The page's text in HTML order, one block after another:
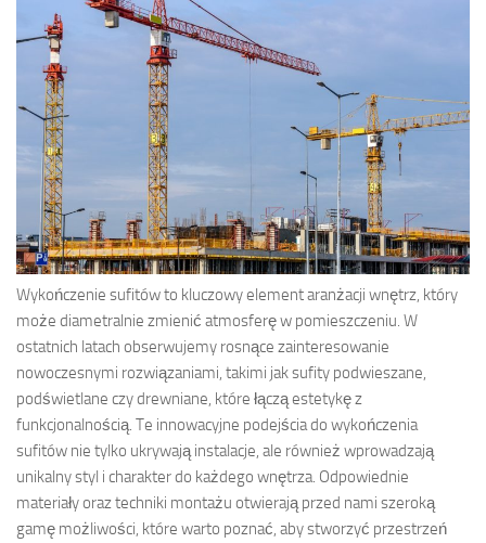
Wykończenie sufitów to kluczowy element aranżacji wnętrz, który
może diametralnie zmienić atmosferę w pomieszczeniu. W
ostatnich latach obserwujemy rosnące zainteresowanie
nowoczesnymi rozwiązaniami, takimi jak sufity podwieszane,
podświetlane czy drewniane, które łączą estetykę z
funkcjonalnością. Te innowacyjne podejścia do wykończenia
sufitów nie tylko ukrywają instalacje, ale również wprowadzają
unikalny styl i charakter do każdego wnętrza. Odpowiednie
materiały oraz techniki montażu otwierają przed nami szeroką
gamę możliwości, które warto poznać, aby stworzyć przestrzeń